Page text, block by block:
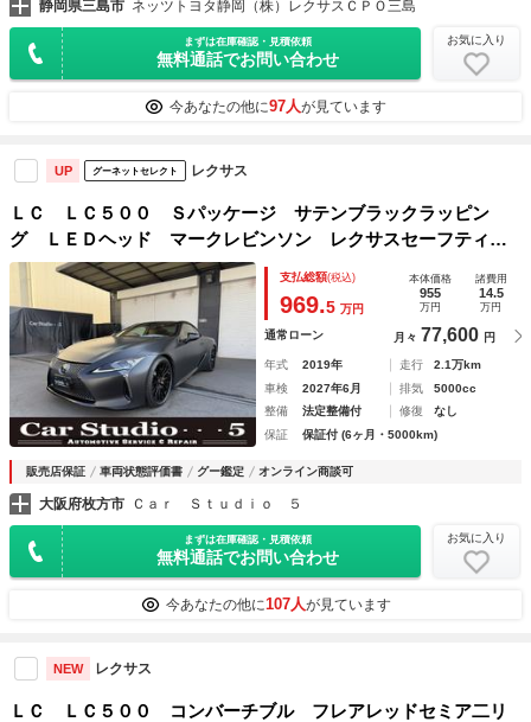
静岡県三島市 ネッツトヨタ静岡（株）レクサスＣＰＯ三島
まずは在庫確認・見積依頼
無料通話でお問い合わせ
お気に入り
今あなたの他に97人が見ています
UP グーネットセレクト レクサス
ＬＣ ＬＣ５００ Ｓパッケージ サテンブラックラッピン
グ ＬＥＤヘッド マークレビンソン レクサスセーフティ
＋ シートベンチレーション アクティブスポイラー Ｆｒド
ラレコ レーダー ＴＷＳ２１インチＡＷ
支払総額(税込)
969.5 万円
本体価格
955
万円
諸費用
14.5
万円
通常ローン 月々 77,600 円
年式 2019年 走行
2.1万km
車検
2027年6月 排気
5000cc
整備
法定整備付 修復
なし
保証
保証付 (6ヶ月・5000km)
販売店保証 車両状態評価書 グー鑑定 オンライン商談可
大阪府枚方市 Ｃａｒ Ｓｔｕｄｉｏ ５
まずは在庫確認・見積依頼
無料通話でお問い合わせ
お気に入り
今あなたの他に107人が見ています
NEW レクサス
ＬＣ ＬＣ５００ コンバーチブル フレアレッドセミア二リ